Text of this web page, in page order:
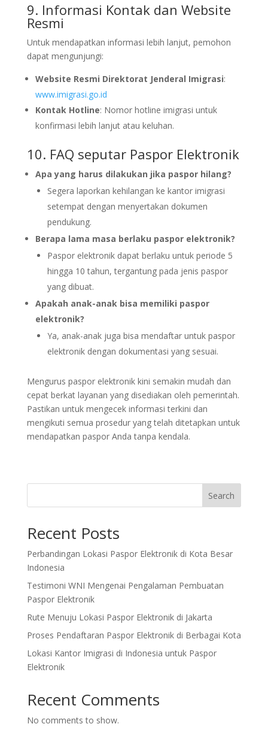
9. Informasi Kontak dan Website
Resmi
Untuk mendapatkan informasi lebih lanjut, pemohon
dapat mengunjungi:
Website Resmi Direktorat Jenderal Imigrasi:
www.imigrasi.go.id
Kontak Hotline: Nomor hotline imigrasi untuk
konfirmasi lebih lanjut atau keluhan.
10. FAQ seputar Paspor Elektronik
Apa yang harus dilakukan jika paspor hilang?
Segera laporkan kehilangan ke kantor imigrasi
setempat dengan menyertakan dokumen
pendukung.
Berapa lama masa berlaku paspor elektronik?
Paspor elektronik dapat berlaku untuk periode 5
hingga 10 tahun, tergantung pada jenis paspor
yang dibuat.
Apakah anak-anak bisa memiliki paspor
elektronik?
Ya, anak-anak juga bisa mendaftar untuk paspor
elektronik dengan dokumentasi yang sesuai.
Mengurus paspor elektronik kini semakin mudah dan
cepat berkat layanan yang disediakan oleh pemerintah.
Pastikan untuk mengecek informasi terkini dan
mengikuti semua prosedur yang telah ditetapkan untuk
mendapatkan paspor Anda tanpa kendala.
Search
Recent Posts
Perbandingan Lokasi Paspor Elektronik di Kota Besar
Indonesia
Testimoni WNI Mengenai Pengalaman Pembuatan
Paspor Elektronik
Rute Menuju Lokasi Paspor Elektronik di Jakarta
Proses Pendaftaran Paspor Elektronik di Berbagai Kota
Lokasi Kantor Imigrasi di Indonesia untuk Paspor
Elektronik
Recent Comments
No comments to show.